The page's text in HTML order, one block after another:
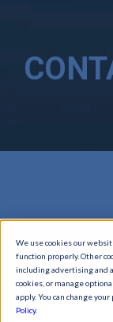
We use cookies our
function properly. Other
including advertising and
cookies, or manage
apply. You can change
Policy.